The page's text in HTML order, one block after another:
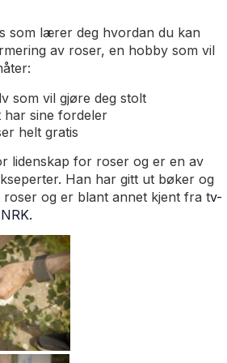
som lærer deg hvordan du kan
av roser, en hobby som vil
som vil gjøre deg stolt
har sine fordeler
helt gratis
lidenskap for roser og er en av
Han har gitt ut bøker og
og er blant annet kjent fra tv-